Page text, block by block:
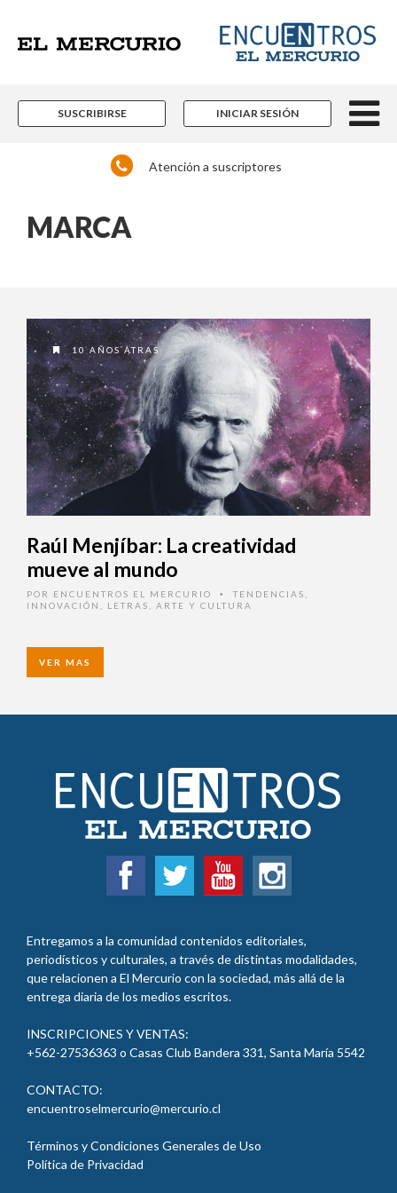
SUSCRIBIRSE INICIAR SESIÓN
Atención a suscriptores
MARCA
10 AÑOS ATRAS
Raúl Menjíbar: La creatividad
mueve al mundo
POR ENCUENTROS EL MERCURIO • TENDENCIAS
INNOVACIÓN
LETRAS, ARTE Y CULTURA
VER MAS
Entregamos a la comunidad contenidos editoriales,
periodísticos y culturales, a través de distintas modalidades,
que relacionen a El Mercurio con la sociedad, más allá de la
entrega diaria de los medios escritos.
INSCRIPCIONES Y VENTAS:
+562-27536363 o Casas Club Bandera 331, Santa María 5542
CONTACTO:
encuentroselmercurio@mercurio.cl
Términos y Condiciones Generales de Uso
Política de Privacidad